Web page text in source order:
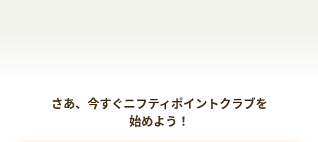
さあ、今すぐニフティポイントクラブを
始めよう！